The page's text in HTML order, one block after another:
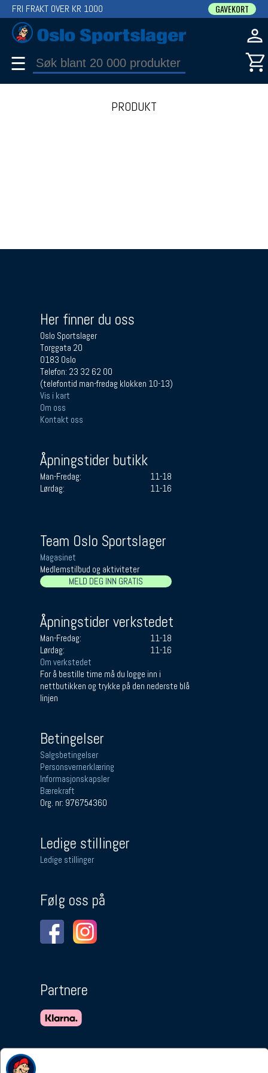
FRI FRAKT OVER KR 1000 GAVEKORT
☰
PRODUKT
Her finner du oss
Oslo Sportslager
Torggata 20
0183 Oslo
Telefon: 23 32 62 00
(telefontid man-fredag klokken 10-13)
Vis i kart
Om oss
Kontakt oss
Åpningstider butikk
Man-Fredag:
11-18
Lørdag:
11-16
Team Oslo Sportslager
Magasinet
Medlemstilbud og aktiviteter
MELD DEG INN GRATIS
Åpningstider verkstedet
Man-Fredag:
11-18
Lørdag:
11-16
Om verkstedet
For å bestille time må du logge inn i
nettbutikken og trykke på den nederste blå
linjen
Betingelser
Salgsbetingelser
Personsvernerklæring
Informasjonskapsler
Bærekraft
Org. nr: 976754360
Ledige stillinger
Ledige stillinger
Følg oss på
Partnere